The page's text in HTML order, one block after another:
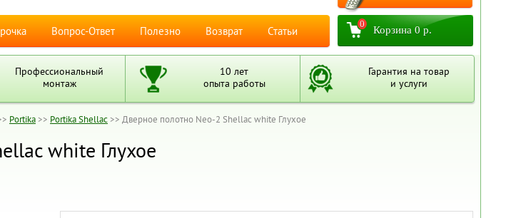
0
Корзина 0 р.
Вопрос-Ответ Полезно Возврат Статьи
Профессиональный
монтаж
10 лет
опыта работы
Гарантия на товар
и услуги
Portika>> Portika Shellac>> Дверное полотно Neo-2 Shellac white Глухое
white Глухое